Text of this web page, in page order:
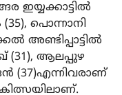
ഇയ്യക്കാട്ടിൽ
പൊന്നാനി
അണ്ടിപ്പാട്ടിൽ
ആലപ്പുഴ
(37)എന്നിവരാണ്